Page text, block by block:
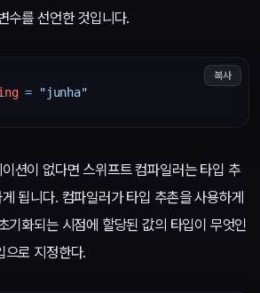
수를 선언한 것입니다.
= "junha"
복사
션이 없다면 스위프트 컴파일러는 타입 추
됩니다. 컴파일러가 타입 추촌을 사용하게
기화되는 시점에 할당된 값의 타입이 무엇인
으로 지정한다.